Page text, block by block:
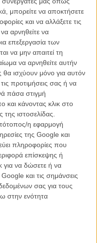
μπορείτε να αποκτήσετε
και να αλλάξετε τις
αρνηθείτε να
επεξεργασία των
να μην απαιτεί τη
να αρνηθείτε αυτήν
θα ισχύουν μόνο για αυτόν
προτιμήσεις σας ή να
πάσα στιγμή
και κάνοντας κλικ στο
ιστοσελίδας.
η εφαρμογή
της Google και
πληροφορίες που
επίσκεψης ή
για να δώσετε ή να
και τις σημάνσεις
σας για τους
στην ενότητα
θρίλερ και μάλιστα
Φάνινγκ να υποδύεται
κόσμο, είναι σχεδόν
με έναν εξίσου όμορφο
να υπάρχει κάτι λίγο πιο
μαζί με την
θεατρικής γραφής του
ταινία του ήλθε όταν ένα
κι
τουλάχιστον να έχουμε
ταινία τρόμου για τη